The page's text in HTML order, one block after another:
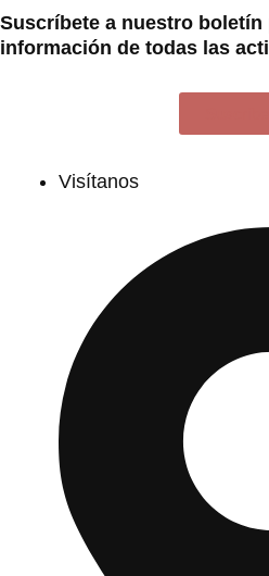
Suscríbete a nuestro boletín
información de todas las
Visítanos